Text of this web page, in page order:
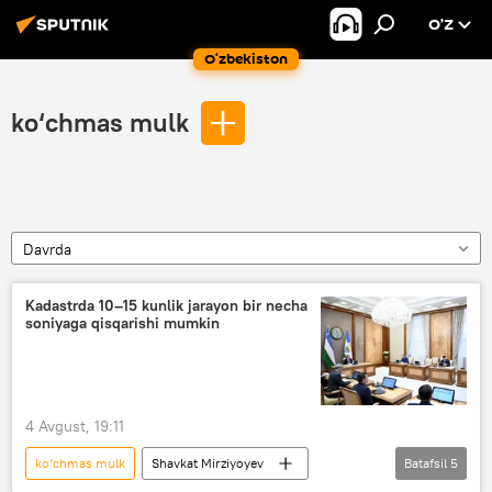
O‘zbekiston
O’Z
ko‘chmas mulk
Davrda
Kadastrda 10–15 kunlik jarayon bir necha
soniyaga qisqarishi mumkin
4 Avgust, 19:11
ko‘chmas mulk
Shavkat Mirziyoyev
Batafsil 5